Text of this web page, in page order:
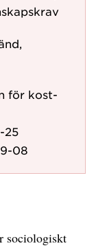
för kost-
25
08
sociologiskt